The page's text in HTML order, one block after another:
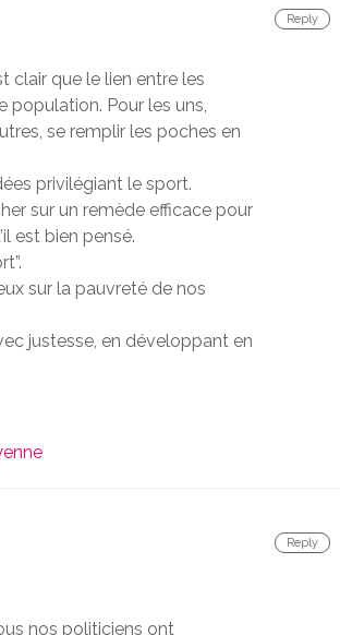
Reply
clair que le lien entre les
population. Pour les uns,
se remplir les poches en
privilégiant le sport.
sur un remède efficace pour
est bien pensé.
sur la pauvreté de nos
justesse, en développant en
Reply
nos politiciens ont